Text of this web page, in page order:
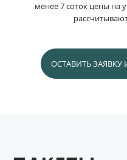
менее 7 соток цены на
ОСТАВИТЬ ЗАЯВКУ